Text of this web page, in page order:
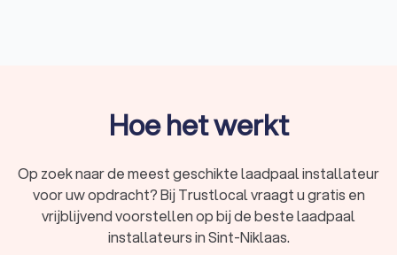
mobiliteit. De top 10 laadpaalinstallateurs in Sint-Niklaas zijn
experts in het installeren van laadpalen voor particulieren. Zij
bieden ook advies op maat voor de ideale locatie van uw
laadpunt thuis. Vertrouw op hun ervaring en vakmanschap
voor een snelle en efficiënte installatie van uw eigen
Hoe het werkt
Op zoek naar de meest geschikte laadpaal installateur
voor uw opdracht? Bij Trustlocal vraagt u gratis en
vrijblijvend voorstellen op bij de beste laadpaal
installateurs in Sint-Niklaas.